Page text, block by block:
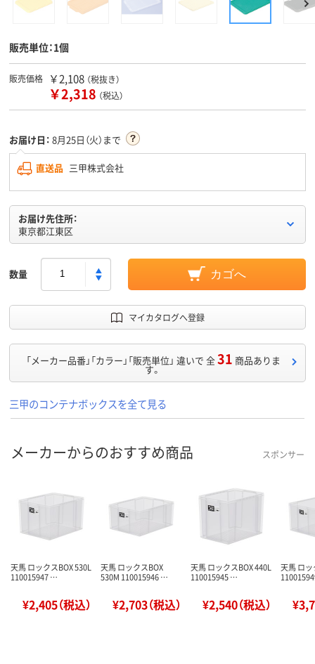
販売単位：1個
販売価格 ￥2,108 （税抜き）
￥2,318 （税込）
お届け日： 8月25日（火）まで
直送品 三甲株式会社
お届け先住所：
東京都江東区
数量 カゴへ
マイカタログへ登録
「メーカー品番」「カラー」「販売単位」 違いで 全31 商品ありま
す。
三甲のコンテナボックスを全て見る
メーカーからのおすすめ商品 スポンサー
天馬 ロックスBOX 530L
110015947 …
¥2,405（税込）
天馬 ロックスBOX
530M 110015946 …
¥2,703（税込）
天馬 ロックスBOX 440L
110015945 …
¥2,540（税込）
天馬 ロッ